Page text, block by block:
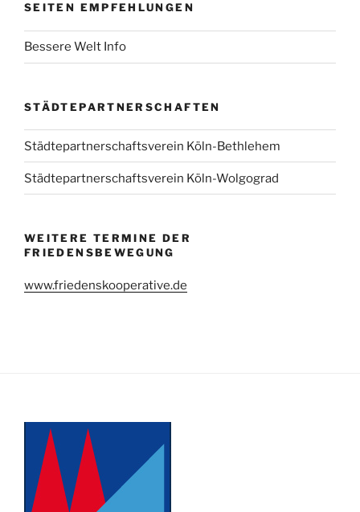
SEITEN EMPFEHLUNGEN
Bessere Welt Info
STÄDTEPARTNERSCHAFTEN
Städtepartnerschaftsverein Köln-Bethlehem
Städtepartnerschaftsverein Köln-Wolgograd
WEITERE TERMINE DER
FRIEDENSBEWEGUNG
www.friedenskooperative.de